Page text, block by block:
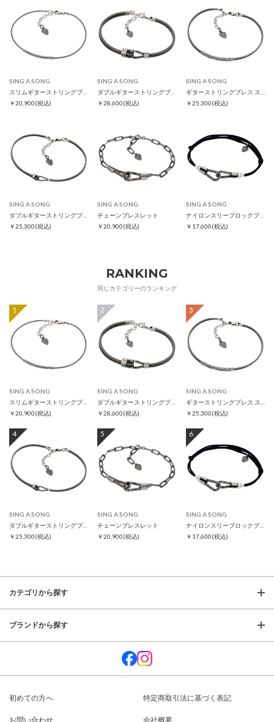
SING A SONG
￥20,900(税込)
SING A SONG
￥28,600(税込)
SING A SONG
￥25,300(税込)
SING A SONG
￥25,300(税込)
SING A SONG
チェーンブレスレット
￥20,900(税込)
SING A SONG
ナイロンスリーブロックブレスレット
￥17,600(税込)
RANKING
同じカテゴリーのランキング
1
SING A SONG
￥20,900(税込)
2
SING A SONG
￥28,600(税込)
3
SING A SONG
￥25,300(税込)
4
SING A SONG
￥25,300(税込)
5
SING A SONG
チェーンブレスレット
￥20,900(税込)
6
SING A SONG
ナイロンスリーブロックブレスレット
￥17,600(税込)
カテゴリから探す
ブランドから探す
初めての方へ 特定商取引法に基づく表記
お問い合わせ 会社概要